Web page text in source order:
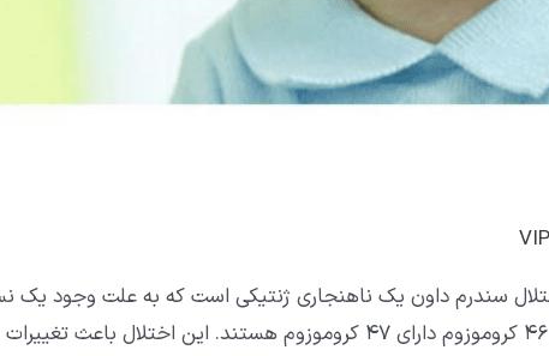
می‌شود به این معنی که آن‌ها به جای ۴۶ کروموزوم دارای ۴۷ کروموزوم